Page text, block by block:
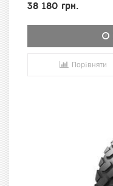
38 180 грн.
Порівняти